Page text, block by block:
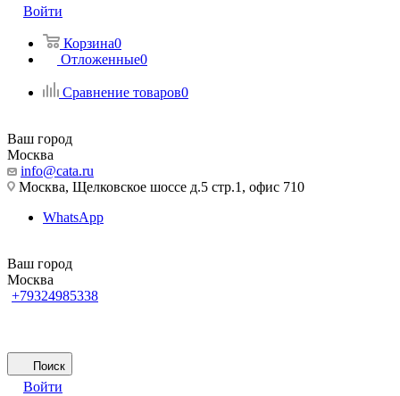
Войти
Корзина0
Отложенные0
Сравнение товаров0
Ваш город
Москва
info@cata.ru
Москва, Щелковское шоссе д.5 стр.1, офис 710
WhatsApp
Ваш город
Москва
+79324985338
Поиск
Войти